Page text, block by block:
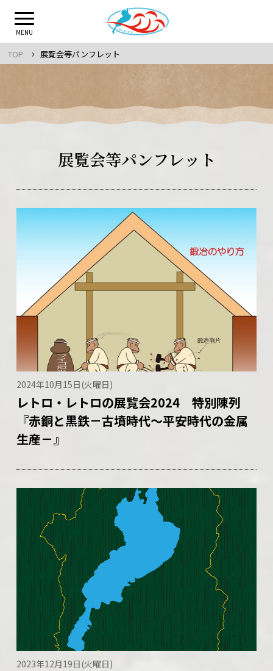
content
MENU
展覧会等パンフレット
TOP › 展覧会等パンフレット
2024年10月15日(火曜日)
レトロ・レトロの展覧会2024 特別陳列
『赤銅と黒鉄－古墳時代～平安時代の金属
生産－』
2023年12月19日(火曜日)